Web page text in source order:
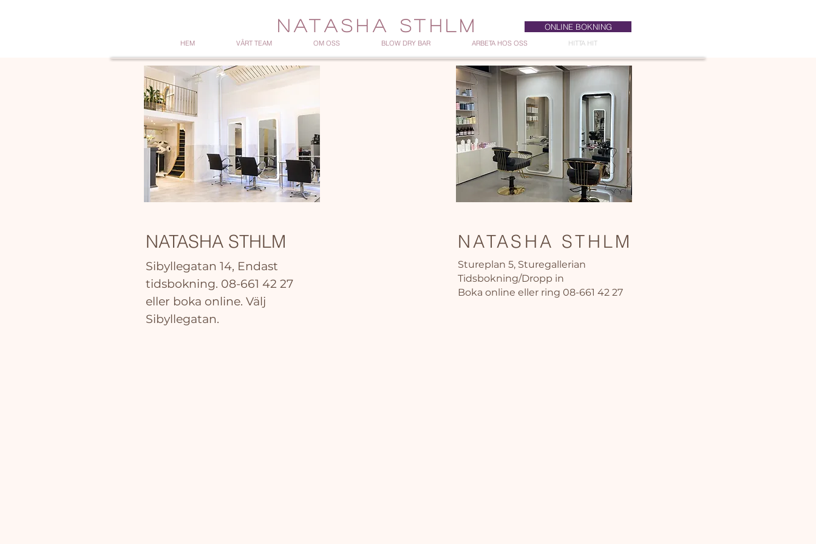
NATASHA STHLM ONLINE BOKNING
HEM VÅRT TEAM OM OSS BLOW DRY BAR ARBETA HOS OSS HITTA HIT
NATASHA STHLM
Sibyllegatan 14, Endast
tidsbokning. 08-661 42 27
eller boka online. Välj
Sibyllegatan.
NATASHA STHLM
Stureplan 5, Sturegallerian
Tidsbokning/Dropp in
Boka online eller ring 08-661 42 27